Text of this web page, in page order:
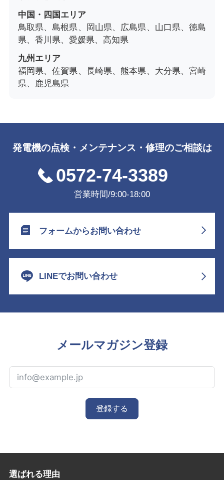
中国・四国エリア
鳥取県、島根県、岡山県、広島県、山口県、徳島
県、香川県、愛媛県、高知県
九州エリア
福岡県、佐賀県、長崎県、熊本県、大分県、宮崎
県、鹿児島県
発電機の点検・メンテナンス・修理のご相談は
0572-74-3389
営業時間/9:00-18:00
フォームからお問い合わせ
LINEでお問い合わせ
メールマガジン登録
登録する
選ばれる理由